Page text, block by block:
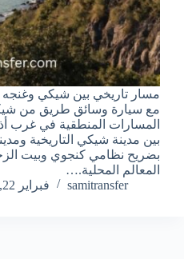
مسار تاريخي بين شيكي
مع سيارة وسائق طريق من
المسارات المنطقية في غرب
بين مدينة شيكي التاريخية
بضريح نظامي كنجوي وبيت
المعالم المحلية.…
samitransfer
فبراير 22, 2023